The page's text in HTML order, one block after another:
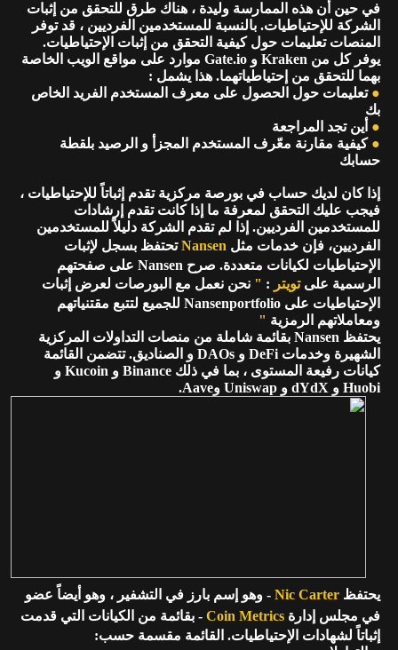
في حين أن هذه الممارسة وليدة ، هناك طرق للتحقق من إثبات
الشركة للإحتياطيات. بالنسبة للمستخدمين الفرديين ، قد توفر
المنصات تعليمات حول كيفية التحقق من إثبات الإحتياطيات.
يوفر كل من Kraken و Gate.io موارد على مواقع الويب الخاصة
بهما للتحقق من إحتياطياتهما. هذا يشمل :
● تعليمات حول الحصول على معرف المستخدم الفريد الخاص
بك
● أين تجد المراجعة
● كيفية مقارنة معّرف المستخدم المجزأ و الرصيد بلقطة
حسابك
إذا كان لديك حساب في بورصة مركزية تقدم إثباتاً للإحتياطيات ،
فيجب عليك التحقق لمعرفة ما إذا كانت تقدم إرشادات
للمستخدمين الفرديين. إذا لم تقدم الشركة دليلاً للمستخدمين
الفرديين، فإن خدمات مثل Nansenتحتفظ بسجل لإثبات
الإحتياطيات لكيانات متعددة. صرح Nansen على صفحتهم
الرسمية علىتويتر :
" نحن نعمل مع البورصات لعرض إثبات
الإحتياطيات على Nansenportfolio للجميع لتتبع مقتنياتهم
ومعاملاتهم الرمزية "
يحتفظ Nansen بقائمة شاملة من منصات التداولات المركزية
الشهيرة وخدمات DeFi و DAOs و الصناديق. تتضمن القائمة
كيانات رفيعة المستوى ، بما في ذلك Binance و Kucoin و
Huobi و dYdX و Uniswap وAave.
يحتفظ Nic Carter - وهو إسم بارز في التشفير ، وهو أيضاً عضو
في مجلس إدارة Coin Metrics - بقائمة من الكيانات التي قدمت
إثباتاً لشهادات الإحتياطيات. القائمة مقسمة حسب: